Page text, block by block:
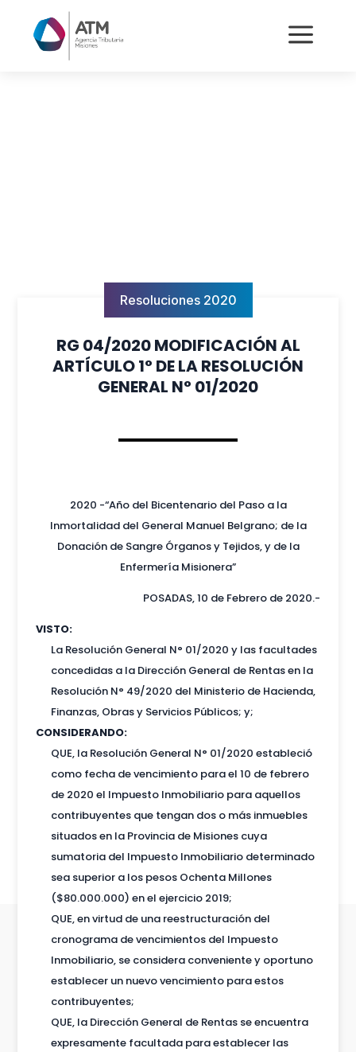
a
Resoluciones 2020
RG 04/2020 MODIFICACIÓN AL
ARTÍCULO 1° DE LA RESOLUCIÓN
GENERAL N° 01/2020
2020 -“Año del Bicentenario del Paso a la
Inmortalidad del General Manuel Belgrano; de la
Donación de Sangre Órganos y Tejidos, y de la
Enfermería Misionera”
POSADAS, 10 de Febrero de 2020.-
VISTO:
La Resolución General N° 01/2020 y las facultades
concedidas a la Dirección General de Rentas en la
Resolución N° 49/2020 del Ministerio de Hacienda,
Finanzas, Obras y Servicios Públicos; y;
CONSIDERANDO:
QUE, la Resolución General N° 01/2020 estableció
como fecha de vencimiento para el 10 de febrero
de 2020 el Impuesto Inmobiliario para aquellos
contribuyentes que tengan dos o más inmuebles
situados en la Provincia de Misiones cuya
sumatoria del Impuesto Inmobiliario determinado
sea superior a los pesos Ochenta Millones
($80.000.000) en el ejercicio 2019;
QUE, en virtud de una reestructuración del
cronograma de vencimientos del Impuesto
Inmobiliario, se considera conveniente y oportuno
establecer un nuevo vencimiento para estos
contribuyentes;
QUE, la Dirección General de Rentas se encuentra
expresamente facultada para establecer las